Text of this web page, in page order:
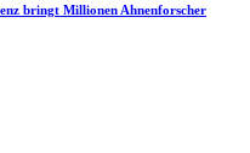
bringt Millionen Ahnenforscher